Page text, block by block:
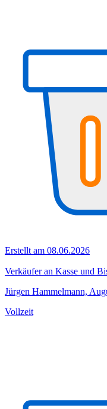
Erstellt am 08.06.2026
Verkäufer an Kasse und
Jürgen Hammelmann,
Vollzeit